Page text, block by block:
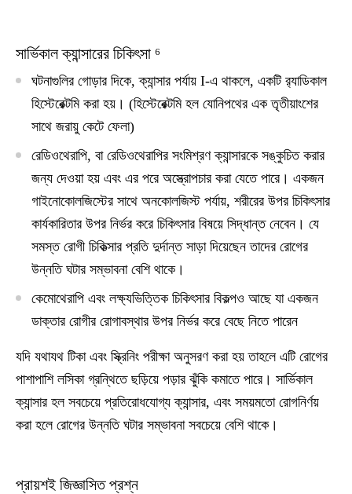
সার্ভিকাল ক্যান্সারের চিকিৎসা ⁶
ঘটনাগুলির গোড়ার দিকে, ক্যান্সার পর্যায় I-এ থাকলে, একটি র‍্যাডিকাল
হিস্টেরেক্টমি করা হয়। (হিস্টেরেক্টমি হল যোনিপথের এক তৃতীয়াংশের
সাথে জরায়ু কেটে ফেলা)
রেডিওথেরাপি, বা রেডিওথেরাপির সংমিশ্রণ ক্যান্সারকে সঙ্কুচিত করার
জন্য দেওয়া হয় এবং এর পরে অস্ত্রোপচার করা যেতে পারে। একজন
গাইনোকোলজিস্টের সাথে অনকোলজিস্ট পর্যায়, শরীরের উপর চিকিৎসার
কার্যকারিতার উপর নির্ভর করে চিকিৎসার বিষয়ে সিদ্ধান্ত নেবেন। যে
সমস্ত রোগী চিকিত্সার প্রতি দুর্দান্ত সাড়া দিয়েছেন তাদের রোগের
উন্নতি ঘটার সম্ভাবনা বেশি থাকে।
কেমোথেরাপি এবং লক্ষ্যভিত্তিক চিকিৎসার বিকল্পও আছে যা একজন
ডাক্তার রোগীর রোগাবস্থার উপর নির্ভর করে বেছে নিতে পারেন
যদি যথাযথ টিকা এবং স্ক্রিনিং পরীক্ষা অনুসরণ করা হয় তাহলে এটি রোগের
পাশাপাশি লসিকা গ্রন্থিতে ছড়িয়ে পড়ার ঝুঁকি কমাতে পারে। সার্ভিকাল
ক্যান্সার হল সবচেয়ে প্রতিরোধযোগ্য ক্যান্সার, এবং সময়মতো রোগনির্ণয়
করা হলে রোগের উন্নতি ঘটার সম্ভাবনা সবচেয়ে বেশি থাকে।
প্রায়শই জিজ্ঞাসিত প্রশ্ন